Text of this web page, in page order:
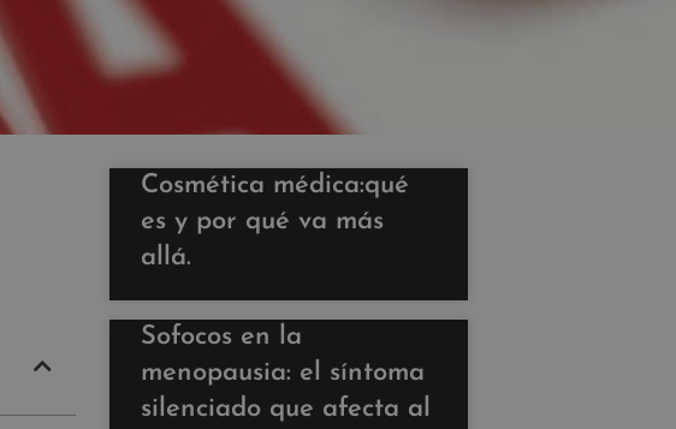
Cosmética médica:qué
es y por qué va más
allá.
Sofocos en la
menopausia: el síntoma
silenciado que afecta al